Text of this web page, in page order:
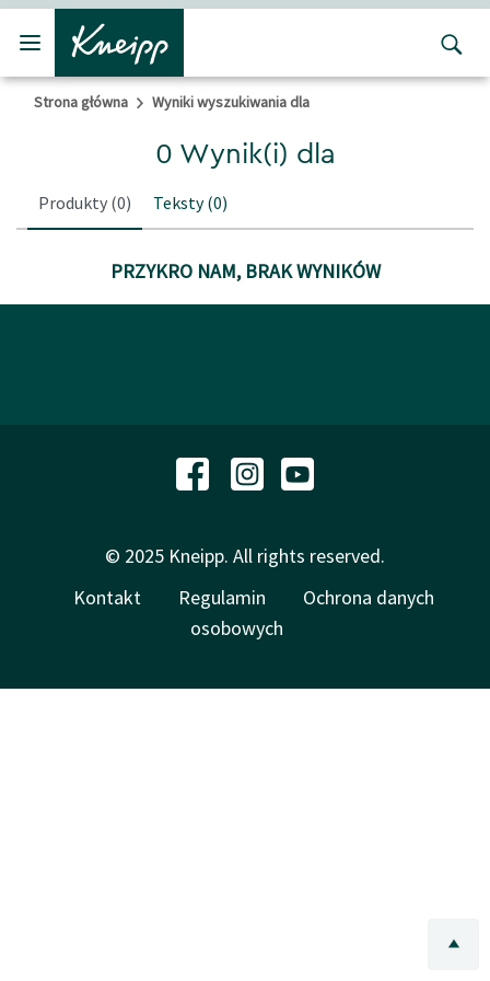
Przejdź do głównego menu
Przejdź do stopki
Strona główna Wyniki wyszukiwania dla
0 Wynik(i) dla
Produkty (0) Teksty(0)
PRZYKRO NAM, BRAK WYNIKÓW
© 2025 Kneipp. All rights reserved.
Kontakt
Regulamin
Ochrona danych
osobowych